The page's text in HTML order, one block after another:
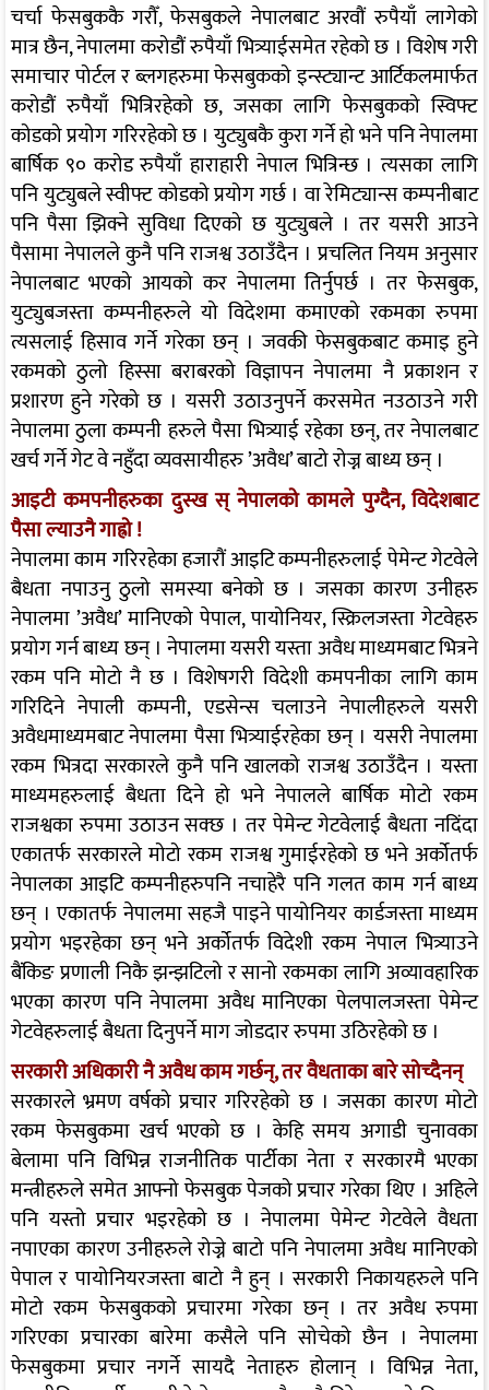
चर्चा फेसबुककै गरौँ, फेसबुकले नेपालबाट अरवौं रुपैयाँ लागेको
मात्र छैन, नेपालमा करोडौं रुपैयाँ भित्र्याईसमेत रहेको छ । विशेष गरी
समाचार पोर्टल र ब्लगहरुमा फेसबुकको इन्स्ट्यान्ट आर्टिकलमार्फत
करोडौं रुपैयाँ भित्रिरहेको छ, जसका लागि फेसबुकको स्विफ्ट
कोडको प्रयोग गरिरहेको छ । युट्युबकै कुरा गर्ने हो भने पनि नेपालमा
बार्षिक ९० करोड रुपैयाँ हाराहारी नेपाल भित्रिन्छ । त्यसका लागि
पनि युट्युबले स्वीफ्ट कोडको प्रयोग गर्छ । वा रेमिट्यान्स कम्पनीबाट
पनि पैसा झिक्ने सुविधा दिएको छ युट्युबले । तर यसरी आउने
पैसामा नेपालले कुनै पनि राजश्व उठाउँदैन । प्रचलित नियम अनुसार
नेपालबाट भएको आयको कर नेपालमा तिर्नुपर्छ । तर फेसबुक,
युट्युबजस्ता कम्पनीहरुले यो विदेशमा कमाएको रकमका रुपमा
त्यसलाई हिसाव गर्ने गरेका छन् । जवकी फेसबुकबाट कमाइ हुने
रकमको ठुलो हिस्सा बराबरको विज्ञापन नेपालमा नै प्रकाशन र
प्रशारण हुने गरेको छ । यसरी उठाउनुपर्ने करसमेत नउठाउने गरी
नेपालमा ठुला कम्पनी हरुले पैसा भित्र्याई रहेका छन्, तर नेपालबाट
खर्च गर्ने गेट वे नहुँदा व्यवसायीहरु ’अवैध’ बाटो रोज्न बाध्य छन् ।
आइटी कमपनीहरुका दुस्ख स् नेपालको कामले पुग्दैन, विदेशबाट
पैसा ल्याउनै गाह्रो !
नेपालमा काम गरिरहेका हजारौं आइटि कम्पनीहरुलाई पेमेन्ट गेटवेले
बैधता नपाउनु ठुलो समस्या बनेको छ । जसका कारण उनीहरु
नेपालमा ’अवैध’ मानिएको पेपाल, पायोनियर, स्क्रिलजस्ता गेटवेहरु
प्रयोग गर्न बाध्य छन् । नेपालमा यसरी यस्ता अवैध माध्यमबाट भित्रने
रकम पनि मोटो नै छ । विशेषगरी विदेशी कमपनीका लागि काम
गरिदिने नेपाली कम्पनी, एडसेन्स चलाउने नेपालीहरुले यसरी
अवैधमाध्यमबाट नेपालमा पैसा भित्र्याईरहेका छन् । यसरी नेपालमा
रकम भित्रदा सरकारले कुनै पनि खालको राजश्व उठाउँदैन । यस्ता
माध्यमहरुलाई बैधता दिने हो भने नेपालले बार्षिक मोटो रकम
राजश्वका रुपमा उठाउन सक्छ । तर पेमेन्ट गेटवेलाई बैधता नदिंदा
एकातर्फ सरकारले मोटो रकम राजश्व गुमाईरहेको छ भने अर्कोतर्फ
नेपालका आइटि कम्पनीहरुपनि नचाहेरै पनि गलत काम गर्न बाध्य
छन् । एकातर्फ नेपालमा सहजै पाइने पायोनियर कार्डजस्ता माध्यम
प्रयोग भइरहेका छन् भने अर्कोतर्फ विदेशी रकम नेपाल भित्र्याउने
बैंकिङ प्रणाली निकै झन्झटिलो र सानो रकमका लागि अव्यावहारिक
भएका कारण पनि नेपालमा अवैध मानिएका पेलपालजस्ता पेमेन्ट
गेटवेहरुलाई बैधता दिनुपर्ने माग जोडदार रुपमा उठिरहेको छ ।
सरकारी अधिकारी नै अवैध काम गर्छन्, तर वैधताका बारे सोच्दैनन्
सरकारले भ्रमण वर्षको प्रचार गरिरहेको छ । जसका कारण मोटो
रकम फेसबुकमा खर्च भएको छ । केहि समय अगाडी चुनावका
बेलामा पनि विभिन्न राजनीतिक पार्टीका नेता र सरकारमै भएका
मन्त्रीहरुले समेत आफ्नो फेसबुक पेजको प्रचार गरेका थिए । अहिले
पनि यस्तो प्रचार भइरहेको छ । नेपालमा पेमेन्ट गेटवेले वैधता
नपाएका कारण उनीहरुले रोज्ने बाटो पनि नेपालमा अवैध मानिएको
पेपाल र पायोनियरजस्ता बाटो नै हुन् । सरकारी निकायहरुले पनि
मोटो रकम फेसबुकको प्रचारमा गरेका छन् । तर अवैध रुपमा
गरिएका प्रचारका बारेमा कसैले पनि सोचेको छैन । नेपालमा
फेसबुकमा प्रचार नगर्ने सायदै नेताहरु होलान् । विभिन्न नेता,